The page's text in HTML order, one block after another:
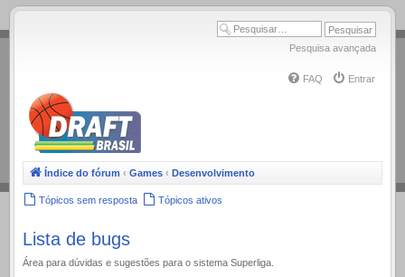
.
Pesquisa avançada
FAQ Entrar
Índice do fórum ‹ Games ‹ Desenvolvimento
Tópicos sem resposta Tópicos ativos
Lista de bugs
Área para dúvidas e sugestões para o sistema Superliga.